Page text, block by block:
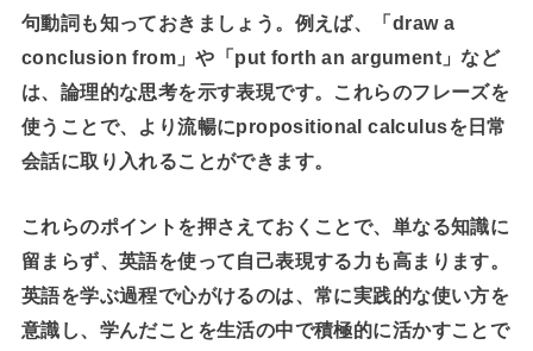
句動詞も知っておきましょう。例えば、「draw a
conclusion from」や「put forth an argument」など
は、論理的な思考を示す表現です。これらのフレーズを
使うことで、より流暢にpropositional calculusを日常
会話に取り入れることができます。
これらのポイントを押さえておくことで、単なる知識に
留まらず、英語を使って自己表現する力も高まります。
英語を学ぶ過程で心がけるのは、常に実践的な使い方を
意識し、学んだことを生活の中で積極的に活かすことで